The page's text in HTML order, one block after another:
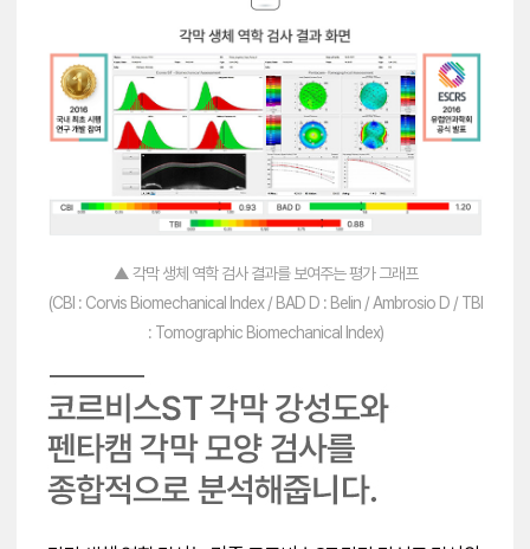
▲ 각막 생체 역학 검사 결과를 보여주는 평가 그래프
(CBI : Corvis Biomechanical Index / BAD D : Belin / Ambrosio D / TBI
: Tomographic Biomechanical Index)